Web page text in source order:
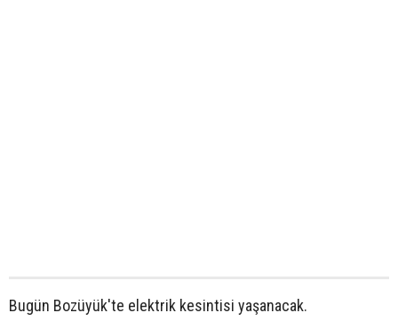
Bugün Bozüyük'te elektrik kesintisi yaşanacak.